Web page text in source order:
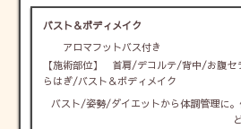
バスト＆ボディメイク
アロマフットバス付
【施術部位】 首肩/デコルテ/背中/お腹セ
らはぎ/バスト＆ボディメイク
バスト/姿勢/ダイエットから体調管理に